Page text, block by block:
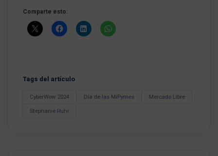
Comparte esto:
Tags del artículo
CyberWow 2024 Día de las MiPymes
Mercado Libre
Stephanie Ruhr